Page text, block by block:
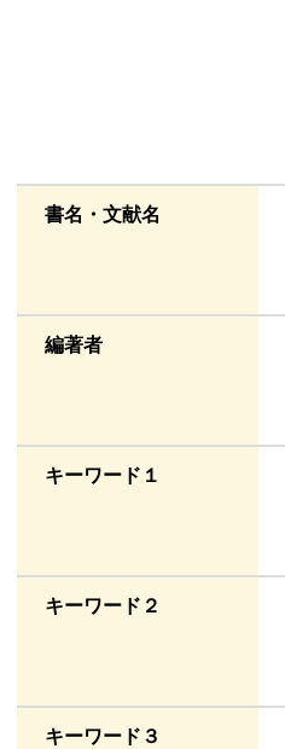
書名・文献名
編著者
キーワード１
キーワード２
キーワード３